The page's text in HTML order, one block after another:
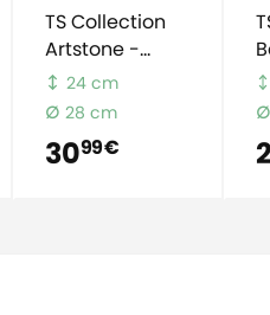
TS Collection
Artstone -
Schwarz
24 cm
28 cm
3099 €